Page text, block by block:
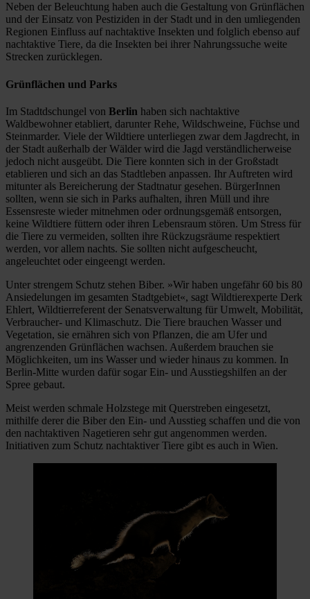
Neben der Beleuchtung haben auch die Gestaltung von Grünflächen
und der Einsatz von Pestiziden in der Stadt und in den umliegenden
Regionen Einfluss auf nachtaktive Insekten und folglich ebenso auf
nachtaktive Tiere, da die Insekten bei ihrer Nahrungssuche weite
Strecken zurücklegen.
Grünflächen und Parks
Im Stadtdschungel von Berlin haben sich nachtaktive
Waldbewohner etabliert, darunter Rehe, Wildschweine, Füchse und
Steinmarder. Viele der Wildtiere unterliegen zwar dem Jagdrecht, in
der Stadt außerhalb der Wälder wird die Jagd verständlicherweise
jedoch nicht ausgeübt. Die Tiere konnten sich in der Großstadt
etablieren und sich an das Stadtleben anpassen. Ihr Auftreten wird
mitunter als Bereicherung der Stadtnatur gesehen. BürgerInnen
sollten, wenn sie sich in Parks aufhalten, ihren Müll und ihre
Essensreste wieder mitnehmen oder ordnungsgemäß entsorgen,
keine Wildtiere füttern oder ihren Lebensraum stören. Um Stress für
die Tiere zu vermeiden, sollten ihre Rückzugsräume respektiert
werden, vor allem nachts. Sie sollten nicht aufgescheucht,
angeleuchtet oder eingeengt werden.
Unter strengem Schutz stehen Biber. »Wir haben ungefähr 60 bis 80
Ansiedelungen im gesamten Stadtgebiet«, sagt Wildtierexperte Derk
Ehlert, Wildtierreferent der Senatsverwaltung für Umwelt, Mobilität,
Verbraucher- und Klimaschutz. Die Tiere brauchen Wasser und
Vegetation, sie ernähren sich von Pflanzen, die am Ufer und
angrenzenden Grünflächen wachsen. Außerdem brauchen sie
Möglichkeiten, um ins Wasser und wieder hinaus zu kommen. In
Berlin-Mitte wurden dafür sogar Ein- und Ausstiegshilfen an der
Spree gebaut.
Meist werden schmale Holzstege mit Querstreben eingesetzt,
mithilfe derer die Biber den Ein- und Ausstieg schaffen und die von
den nachtaktiven Nagetieren sehr gut angenommen werden.
Initiativen zum Schutz nachtaktiver Tiere gibt es auch in Wien.